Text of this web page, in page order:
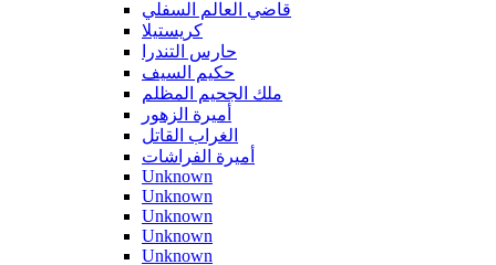
قاضي العالم السفلي
كريستيلا
حارس التندرا
حكيم السيف
ملك الجحيم المظلم
أميرة الزهور
الغراب القاتل
أميرة الفراشات
Unknown
Unknown
Unknown
Unknown
Unknown